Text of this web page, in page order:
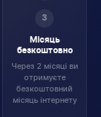
3
Місяць
безкоштовно
Через 2 місяці ви
отримуєте
безкоштовний
місяць інтернету